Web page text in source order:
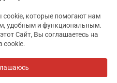
Код ЄДРПОУ 43631965.
которые помогают нам
удобным и функциональным.
Сайт, Вы соглашаетесь на
cookie.
✕